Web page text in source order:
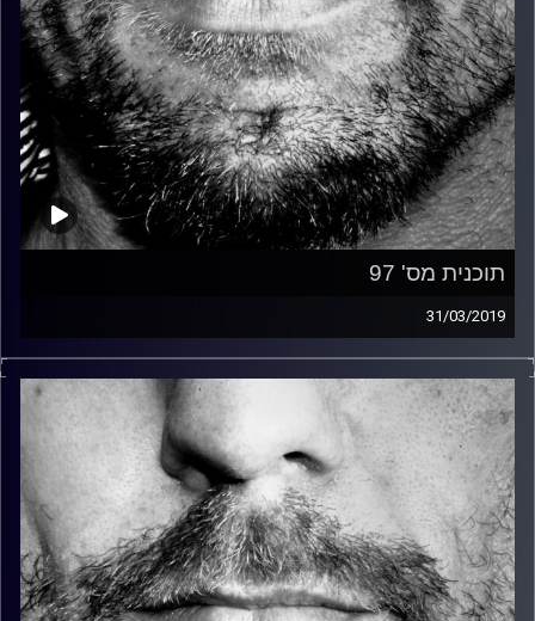
תוכנית מס' 97
31/03/2019
זיפים, מוזיקה מחוספסת של הופעות חיות. הרבה ג'אם, רוק,
בלוז, bluegrass, ג'אז, Fאנק, פרוגרסיב ואפילו אלקטרוניקה.
כל מה שחי, אמיתי ונושם.
עם שמוליק רגב.
קרדיט תמונות: David Goehring